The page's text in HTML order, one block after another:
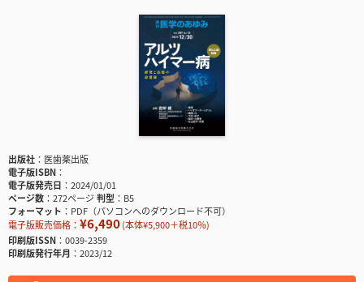
出版社
医歯薬出版
電子版ISBN
電子版発売日
2024/01/01
ページ数
272ページ判型
B5
フォーマット
PDF（パソコンへのダウンロード不可）
電子版販売価格： ¥6,490(本体¥5,900＋税10％)
印刷版ISSN
0039-2359
印刷版発行年月
2023/12